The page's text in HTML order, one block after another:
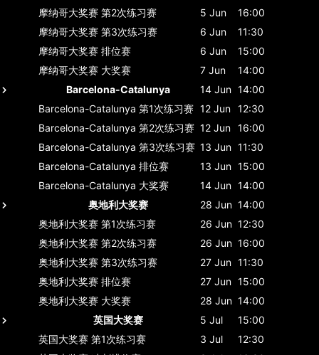
摩纳哥大奖赛 第2次练习赛 5 Jun
16:00
摩纳哥大奖赛 第3次练习赛 6 Jun
11:30
摩纳哥大奖赛 排位赛 6 Jun
15:00
摩纳哥大奖赛 大奖赛 7 Jun
14:00
Barcelona-Catalunya
14 Jun 14:00
Barcelona-Catalunya 第1次练习赛 12 Jun 12:30
Barcelona-Catalunya 第2次练习赛 12 Jun 16:00
Barcelona-Catalunya 第3次练习赛 13 Jun 11:30
Barcelona-Catalunya 排位赛 13 Jun 15:00
Barcelona-Catalunya 大奖赛 14 Jun 14:00
奥地利大奖赛
28 Jun 14:00
奥地利大奖赛 第1次练习赛 26 Jun 12:30
奥地利大奖赛 第2次练习赛 26 Jun 16:00
奥地利大奖赛 第3次练习赛 27 Jun 11:30
奥地利大奖赛 排位赛 27 Jun 15:00
奥地利大奖赛 大奖赛 28 Jun 14:00
英国大奖赛
5 Jul
15:00
英国大奖赛 第1次练习赛 3 Jul
12:30